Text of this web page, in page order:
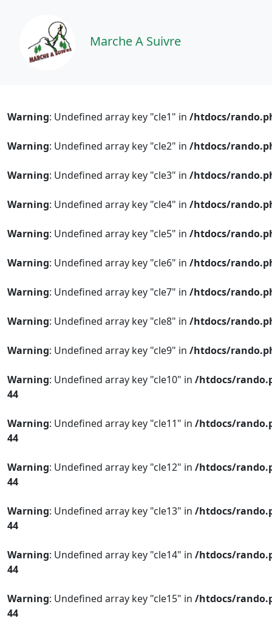
Marche A Suivre
Warning: Undefined array key "cle1" in /htdocs/
Warning: Undefined array key "cle2" in /htdocs/
Warning: Undefined array key "cle3" in /htdocs/
Warning: Undefined array key "cle4" in /htdocs/
Warning: Undefined array key "cle5" in /htdocs/
Warning: Undefined array key "cle6" in /htdocs/
Warning: Undefined array key "cle7" in /htdocs/
Warning: Undefined array key "cle8" in /htdocs/
Warning: Undefined array key "cle9" in /htdocs/
Warning: Undefined array key "cle10" in /htdocs/
44
Warning: Undefined array key "cle11" in /htdocs/
44
Warning: Undefined array key "cle12" in /htdocs/
44
Warning: Undefined array key "cle13" in /htdocs/
44
Warning: Undefined array key "cle14" in /htdocs/
44
Warning: Undefined array key "cle15" in /htdocs/
44